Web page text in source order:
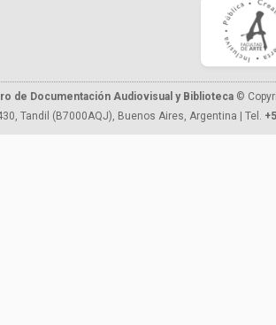
de Documentación Audiovisual y Biblioteca ©
Tandil (B7000AQJ), Buenos Aires, Argentina | Tel.